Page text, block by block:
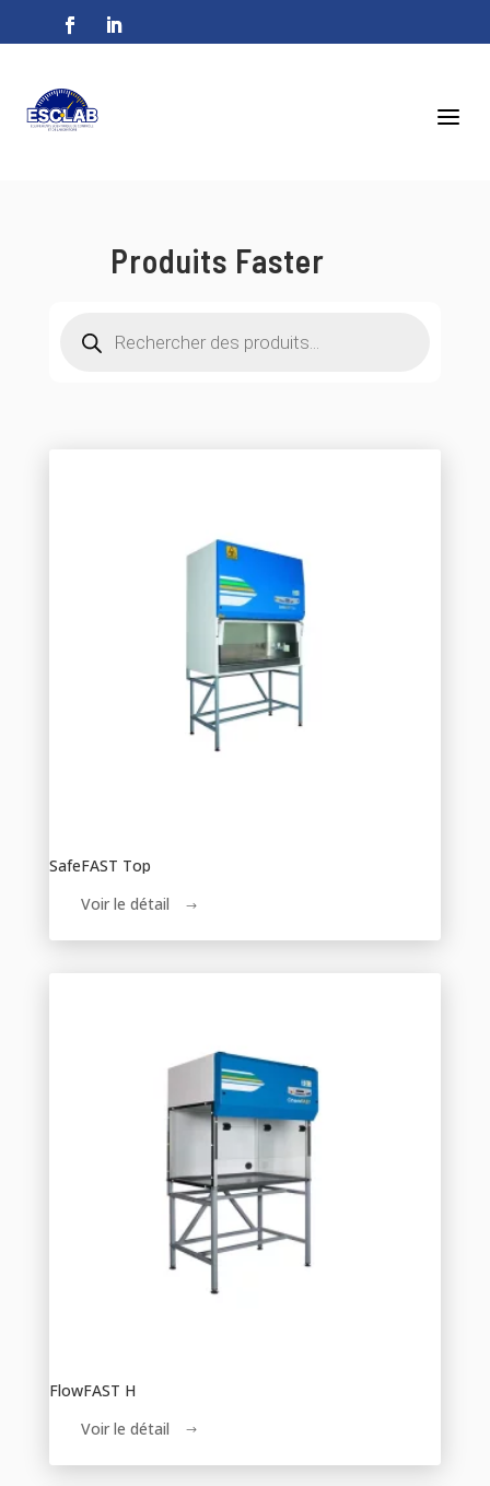
a
Produits Faster
produits
SafeFAST Top
Voir le détail
$
FlowFAST H
Voir le détail
$